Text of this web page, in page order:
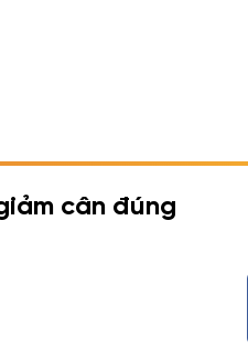
cân đúng